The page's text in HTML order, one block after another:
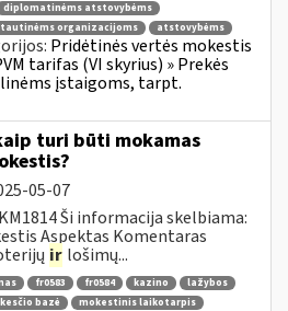
diplomatinėms atstovybėms
organizacijoms atstovybėms
Pridėtinės vertės mokestis
tarifas (VI skyrius) » Prekės
įstaigoms, tarpt.
turi būti mokamas
05-07
Ši informacija skelbiama:
Aspektas Komentaras
ir lošimų...
fr0583 fr0584 kazino
lažybos
bazė
mokestinis laikotarpis